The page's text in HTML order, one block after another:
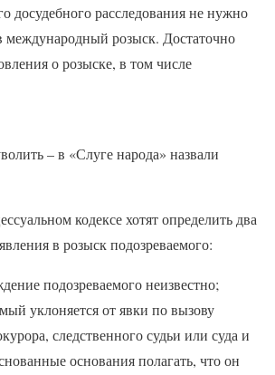
досудебного расследования не нужно
международный розыск. Достаточно
о розыске, в том числе
– в «Слуге народа» назвали
кодексе хотят определить два
в розыск подозреваемого:
подозреваемого неизвестно;
уклоняется от явки по вызову
следственного судьи или суда и
основания полагать, что он